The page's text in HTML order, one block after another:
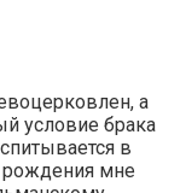
а
условие брака
в
рождения мне